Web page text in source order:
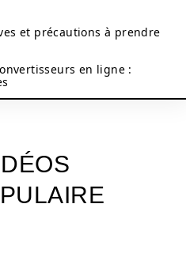
et précautions à prendre
en ligne :